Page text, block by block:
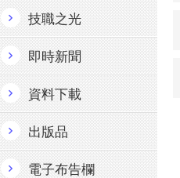
技職之光
即時新聞
資料下載
出版品
電子布告欄